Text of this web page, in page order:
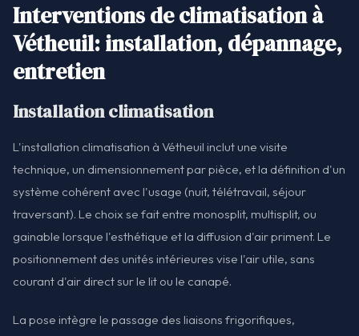
Interventions de climatisation à
Vétheuil: installation, dépannage,
entretien
Installation climatisation
L'installation climatisation à Vétheuil inclut une visite
technique, un dimensionnement par pièce, et la définition d'un
système cohérent avec l'usage (nuit, télétravail, séjour
traversant). Le choix se fait entre monosplit, multisplit, ou
gainable lorsque l'esthétique et la diffusion d'air priment. Le
positionnement des unités intérieures vise l'air utile, sans
courant d'air direct sur le lit ou le canapé.
La pose intègre le passage des liaisons frigorifiques,